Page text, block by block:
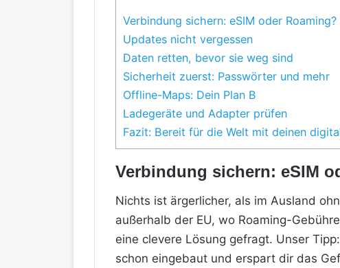
Verbindung sichern: eSIM oder Roaming?
Updates nicht vergessen
Daten retten, bevor sie weg sind
Sicherheit zuerst: Passwörter und mehr
Offline-Maps: Dein Plan B
Ladegeräte und Adapter prüfen
Fazit: Bereit für die Welt mit deinen
Verbindung sichern: eSIM
Nichts ist ärgerlicher, als im Ausland
außerhalb der EU, wo Roaming-
eine clevere Lösung gefragt. Unser
schon eingebaut und erspart dir das